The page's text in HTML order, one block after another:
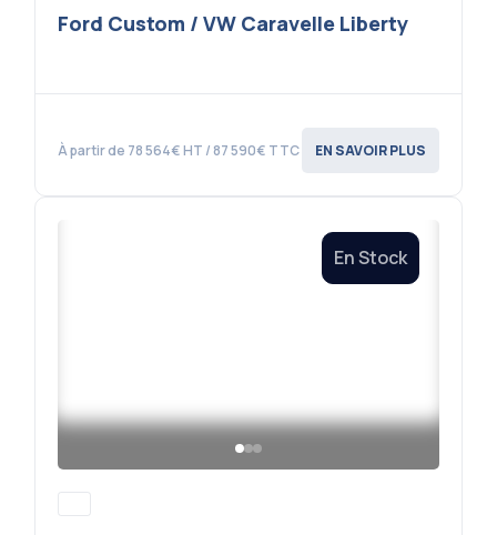
Ford Custom / VW Caravelle Liberty
À partir de 78 564€ HT / 87 590€ TTC EN SAVOIR PLUS
En Stock